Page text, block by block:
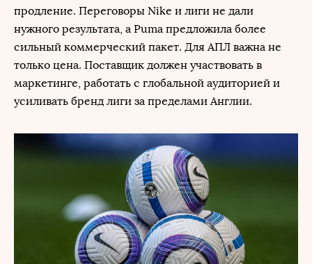
продление. Переговоры Nike и лиги не дали
нужного результата, а Puma предложила более
сильный коммерческий пакет. Для АПЛ важна не
только цена. Поставщик должен участвовать в
маркетинге, работать с глобальной аудиторией и
усиливать бренд лиги за пределами Англии.